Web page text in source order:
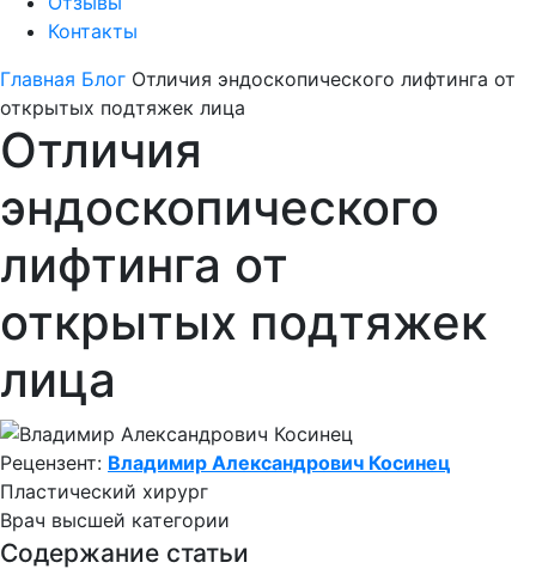
Контакты
Главная Блог Отличия эндоскопического лифтинга от
открытых подтяжек лица
Отличия
эндоскопического
лифтинга от
открытых подтяжек
лица
Рецензент: Владимир Александрович Косинец
Пластический хирург
Врач высшей категории
Содержание статьи